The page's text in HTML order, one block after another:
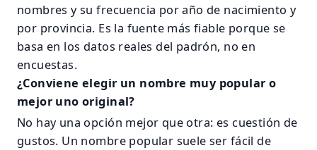
nombres y su frecuencia por año de nacimiento y
por provincia. Es la fuente más fiable porque se
basa en los datos reales del padrón, no en
encuestas.
¿Conviene elegir un nombre muy popular o
mejor uno original?
No hay una opción mejor que otra: es cuestión de
gustos. Un nombre popular suele ser fácil de